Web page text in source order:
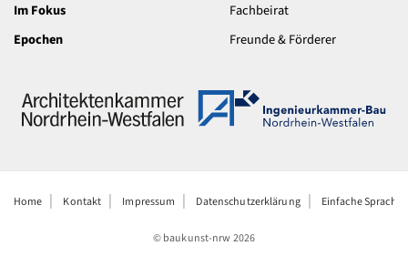
Im Fokus
Epochen
Fachbeirat
Freunde & Förderer
Home Kontakt Impressum Datenschutzerklärung Einfache Sprache
© baukunst-nrw2026